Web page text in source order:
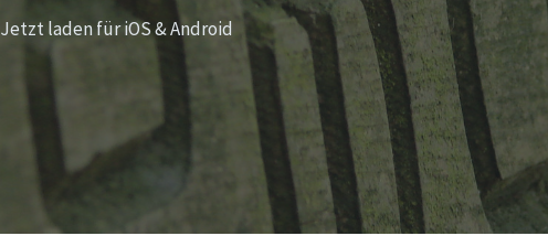
Jetzt laden für iOS & Android